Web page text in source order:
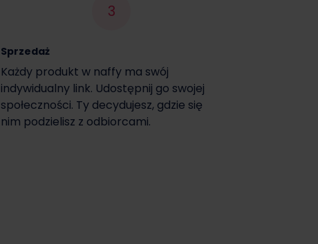
3
Sprzedaż
Każdy produkt w naffy ma swój
indywidualny link. Udostępnij go swojej
społeczności. Ty decydujesz, gdzie się
nim podzielisz z odbiorcami.